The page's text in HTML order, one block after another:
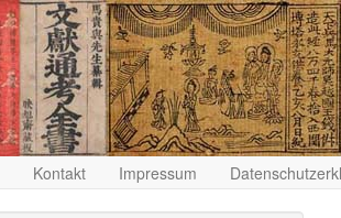
Kontakt Impressum